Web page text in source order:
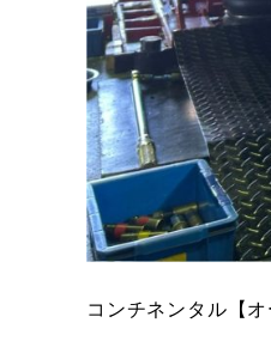
コンチネンタル【